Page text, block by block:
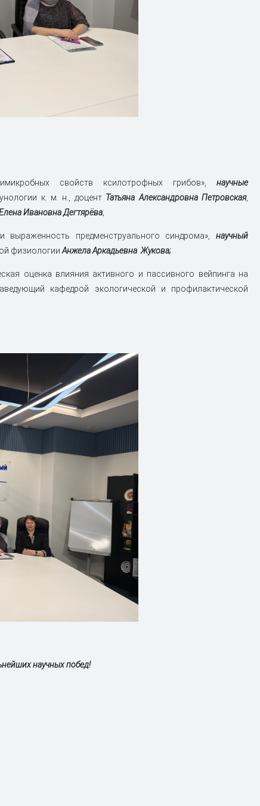
свойств ксилотрофных грибов»,научные
к. м. н., доцент Татьяна Александровна Петровская,
Ивановна Дегтярёва;
предменструального синдрома»,научный
физиологии Анжела Аркадьевна Жукова;
оценка влияния активного и пассивного вейпинга на
кафедрой экологической и профилактической
научных побед!